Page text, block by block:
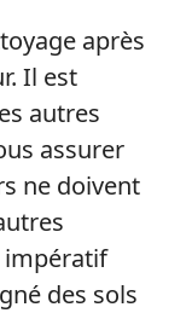
après
Il est
autres
assurer
ne doivent
impératif
des sols